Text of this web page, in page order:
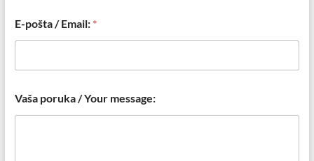
E-pošta / Email: *
o
r
Vaša poruka / Your message: